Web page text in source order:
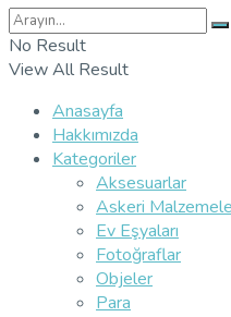
No Result
View All Result
Anasayfa
Hakkımızda
Kategoriler
Aksesuarlar
Askeri
Ev Eşyaları
Fotoğraflar
Objeler
Para